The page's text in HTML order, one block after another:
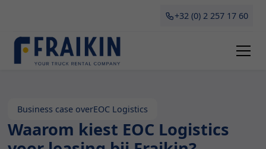
+32 (0) 2 257 17 60
Business case overEOC Logistics
Waarom kiest EOC Logistics